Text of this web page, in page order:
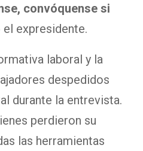
convóquense si
el expresidente.
laboral y la
despedidos
durante la entrevista.
perdieron su
las herramientas